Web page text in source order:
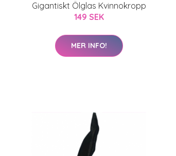
Gigantiskt Ölglas Kvinnokropp
149 SEK
MER INFO!